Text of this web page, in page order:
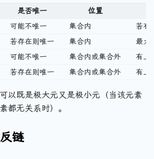
是否唯一
位置
可能不唯一 集合内
若有
若存在则唯一 集合内
最大
可能不唯一 集合内或集合外
有上
若存在则唯一 集合内或集合外 有上
以既是极大元又是极小元（当该元素
都无关系时）。
链